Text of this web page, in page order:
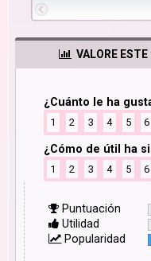
VALORE
¿Cuánto le ha
1 2 3 4 5 6
¿Cómo de útil ha
1 2 3 4 5 6
Puntuación
Utilidad
Popularidad